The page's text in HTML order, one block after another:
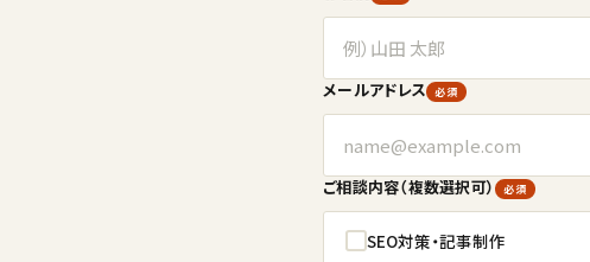
メールアドレス 必須
ご相談内容（複数選択可） 必須
SEO対策・記事制作